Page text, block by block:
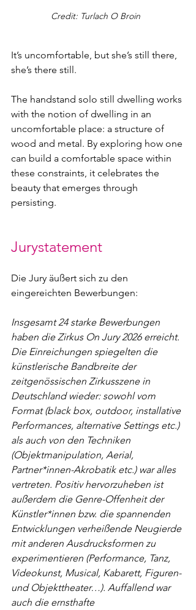
Credit: Turlach O Broin
It’s uncomfortable, but she’s still there,
she’s there still.
The handstand solo still dwelling works
with the notion of dwelling in an
uncomfortable place: a structure of
wood and metal. By exploring how one
can build a comfortable space within
these constraints, it celebrates the
beauty that emerges through
persisting.
Jurystatement
Die Jury äußert sich zu den
eingereichten Bewerbungen:
Insgesamt 24 starke Bewerbungen
haben die Zirkus On Jury 2026 erreicht.
Die Einreichungen spiegelten die
künstlerische Bandbreite der
zeitgenössischen Zirkusszene in
Deutschland wieder: sowohl vom
Format (black box, outdoor, installative
Performances, alternative Settings etc.)
als auch von den Techniken
(Objektmanipulation, Aerial,
Partner*innen-Akrobatik etc.) war alles
vertreten. Positiv hervorzuheben ist
außerdem die Genre-Offenheit der
Künstler*innen bzw. die spannenden
Entwicklungen verheißende Neugierde
mit anderen Ausdrucksformen zu
experimentieren (Performance, Tanz,
Videokunst, Musical, Kabarett, Figuren-
und Objekttheater…). Auffallend war
auch die ernsthafte